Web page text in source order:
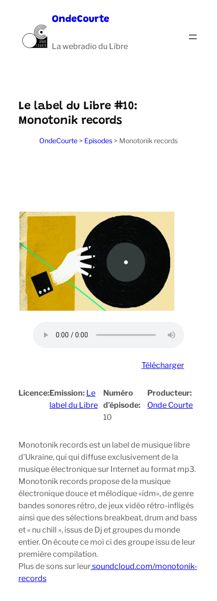
contenu
OndeCourte
La webradio du Libre
Le label du Libre #10:
Monotonik records
OndeCourte > Episodes > Monotonik records
Télécharger
Licence:Emission: Le
label du Libre
Numéro
d’épisode:
10
Producteur:
Onde Courte
Monotonik records est un label de musique libre
d’Ukraine, qui qui diffuse exclusivement de la
musique électronique sur Internet au format mp3.
Monotonik records propose de la musique
électronique douce et mélodique «idm», de genre
bandes sonores rétro, de jeux vidéo rétro-infligés
ainsi que des sélections breakbeat, drum and bass
et « nu chill », issus de Dj et groupes du monde
entier. On écoute ce moi ci des groupe issu de leur
première compilation.
Plus de sons sur leursoundcloud.com/monotonik-
records